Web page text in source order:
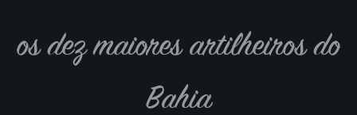
os dez maiores artilheiros do
Bahia